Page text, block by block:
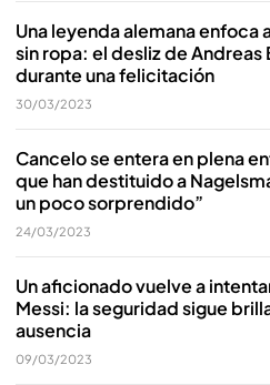
Una leyenda alemana enfoca
sin ropa: el desliz de Andreas
durante una felicitación
30/03/2023
Cancelo se entera en plena
que han destituido a
un poco sorprendido”
24/03/2023
Un aficionado vuelve a
Messi: la seguridad sigue
ausencia
09/03/2023